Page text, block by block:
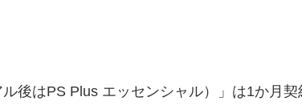
後はPS Plus エッセンシャル）」は1か月契